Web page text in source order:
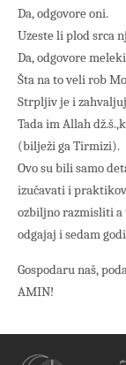
Da, odgovore oni.
Uzeste li plod srca
Da, odgovore
Šta na to veli rob
Strpljiv je i
Tada im Allah
(bilježi ga Tirmizi).
Ovo su bili samo
izučavati i
ozbiljno razmisliti a
odgajaj i sedam
Gospodaru naš,
AMIN!